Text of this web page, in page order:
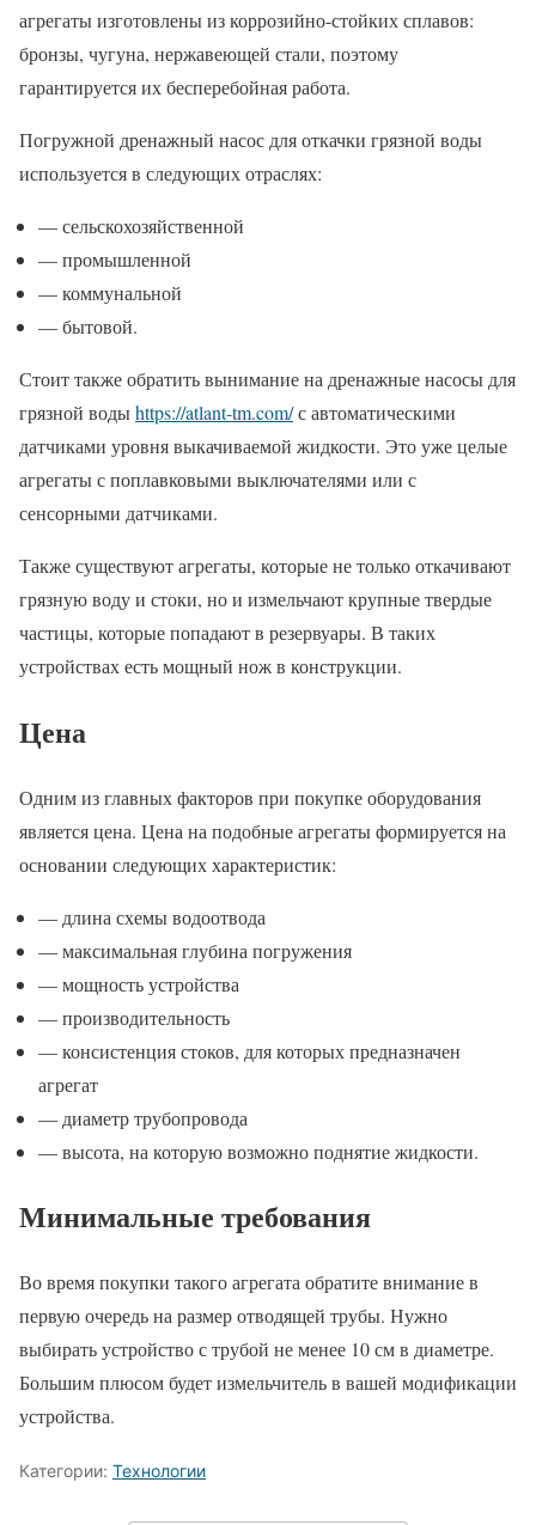
агрегаты изготовлены из коррозийно-стойких сплавов:
бронзы, чугуна, нержавеющей стали, поэтому
гарантируется их бесперебойная работа.
Погружной дренажный насос для откачки грязной воды
используется в следующих отраслях:
— сельскохозяйственной
— промышленной
— коммунальной
— бытовой.
Стоит также обратить вынимание на дренажные насосы для
грязной водыhttps://atlant-tm.com/с автоматическими
датчиками уровня выкачиваемой жидкости. Это уже целые
агрегаты с поплавковыми выключателями или с
сенсорными датчиками.
Также существуют агрегаты, которые не только откачивают
грязную воду и стоки, но и измельчают крупные твердые
частицы, которые попадают в резервуары. В таких
устройствах есть мощный нож в конструкции.
Цена
Одним из главных факторов при покупке оборудования
является цена. Цена на подобные агрегаты формируется на
основании следующих характеристик:
— длина схемы водоотвода
— максимальная глубина погружения
— мощность устройства
— производительность
— консистенция стоков, для которых предназначен
агрегат
— диаметр трубопровода
— высота, на которую возможно поднятие жидкости.
Минимальные требования
Во время покупки такого агрегата обратите внимание в
первую очередь на размер отводящей трубы. Нужно
выбирать устройство с трубой не менее 10 см в диаметре.
Большим плюсом будет измельчитель в вашей модификации
устройства.
Категории: Технологии